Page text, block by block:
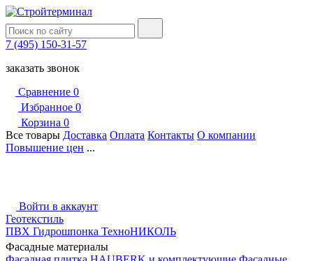
7 (495) 150-31-57
заказать звонок
Сравнение 0
Избранное 0
Корзина 0
Все товары Доставка Оплата Контакты О компании
Повышение цен ...
Войти в аккаунт
Геотекстиль
ПВХ Гидрошпонка ТехноНИКОЛЬ
Фасадные материалы